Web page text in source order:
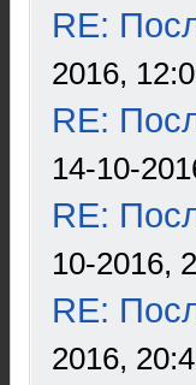
RE:
2016,
RE:
14-10-
RE:
10-2016,
RE:
2016,